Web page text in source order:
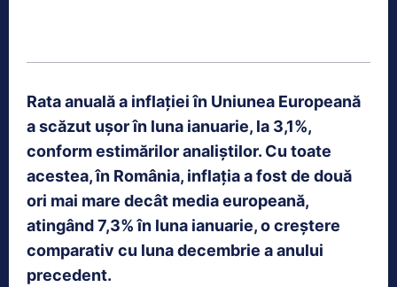
Rata anuală a inflației în Uniunea Europeană
a scăzut ușor în luna ianuarie, la 3,1%,
conform estimărilor analiștilor. Cu toate
acestea, în România, inflația a fost de două
ori mai mare decât media europeană,
atingând 7,3% în luna ianuarie, o creștere
comparativ cu luna decembrie a anului
precedent.